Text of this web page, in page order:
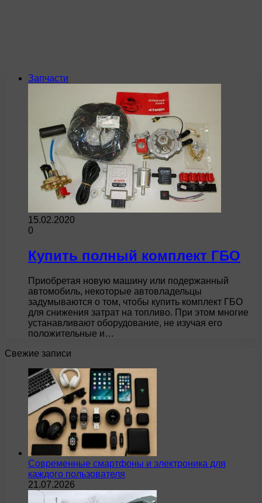
Запчасти
15.02.2020
0
Купить полный комплект ГБО
Приобретая новую машину или подержанный
автомобиль, некоторые автовладельцы
задумываются о том, чтобы купить комплект ГБО
для снижения затрат на топливо. При этом многие
устанавливают оборудование, не изучая его
положительные и…
Свежие записи
Современные смартфоны и электроника для
каждого пользователя
21.07.2026